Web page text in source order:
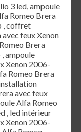
3 led, ampoule
Romeo Brera
, coffret
feux Xenon
Brera
ampoule
Xenon 2006-
Romeo Brera
avec feux
Alfa Romeo
, led intérieur
Xenon 2006-